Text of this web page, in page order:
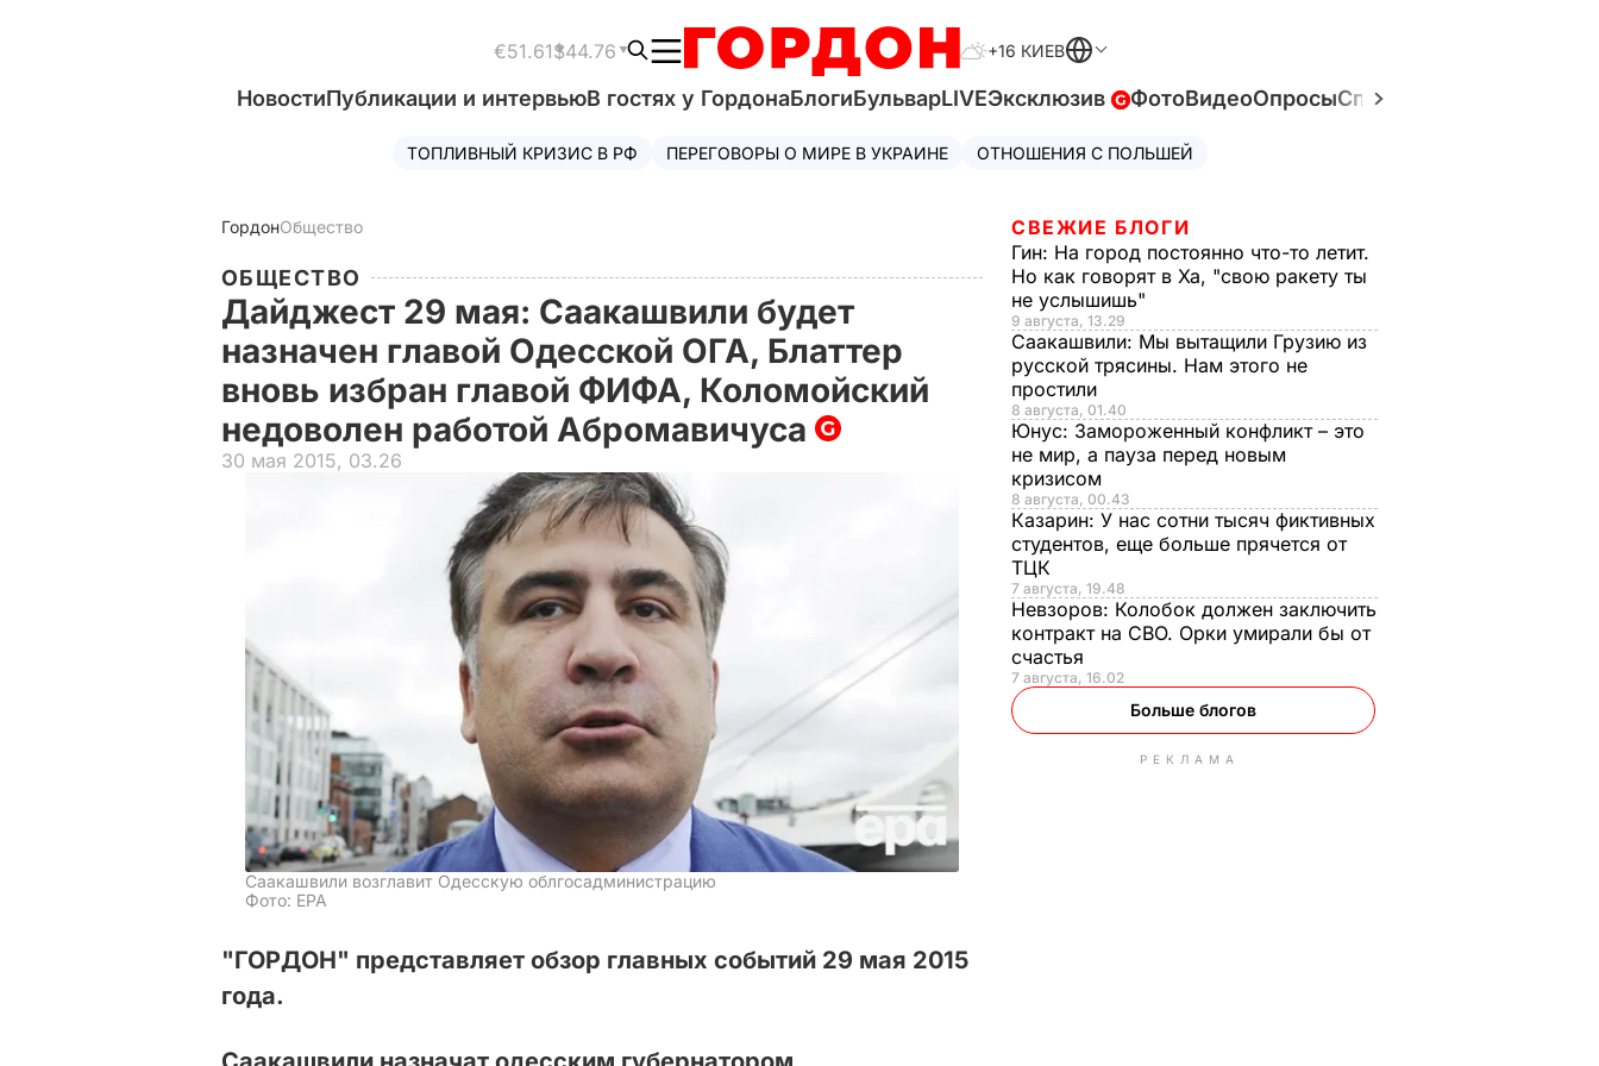
€51.61$44.76 +16 КИЕВ
НовостиПубликации и интервьюВ гостях у ГордонаБлогиБульварLIVEЭксклюзив ФотоВидеоОпросыСпецпроекты
ТОПЛИВНЫЙ КРИЗИС В РФ ПЕРЕГОВОРЫ О МИРЕ В УКРАИНЕ ОТНОШЕНИЯ С ПОЛЬШЕЙ
ГордонОбщество
ОБЩЕСТВО
Дайджест 29 мая: Саакашвили будет
назначен главой Одесской ОГА, Блаттер
вновь избран главой ФИФА, Коломойский
недоволен работой Абромавичуса
30 мая 2015, 03.26
Саакашвили возглавит Одесскую облгосадминистрацию
Фото: ЕРА
"ГОРДОН" представляет обзор главных событий 29 мая 2015
года.
СВЕЖИЕ БЛОГИ
Гин: На город постоянно что-то летит.
Но как говорят в Ха, "свою ракету ты
не услышишь"
9 августа, 13.29
Саакашвили: Мы вытащили Грузию из
русской трясины. Нам этого не
простили
8 августа, 01.40
Юнус: Замороженный конфликт – это
не мир, а пауза перед новым
кризисом
8 августа, 00.43
Казарин: У нас сотни тысяч фиктивных
студентов, еще больше прячется от
ТЦК
7 августа, 19.48
Невзоров: Колобок должен заключить
контракт на СВО. Орки умирали бы от
счастья
7 августа, 16.02
Больше блогов
РЕКЛАМА